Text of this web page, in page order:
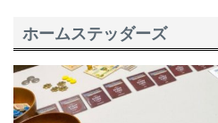
ホームステッダーズ